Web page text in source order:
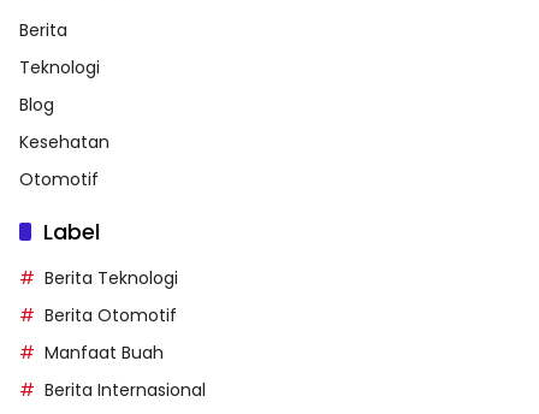
Berita
Teknologi
Blog
Kesehatan
Otomotif
Label
Berita Teknologi
Berita Otomotif
Manfaat Buah
Berita Internasional